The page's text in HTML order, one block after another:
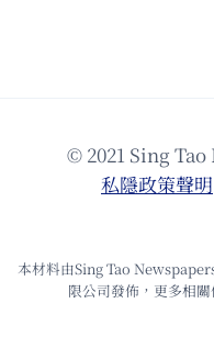
© 2021 Sing
私隱政策聲明
本材料由Sing Tao
限公司發佈，更多相